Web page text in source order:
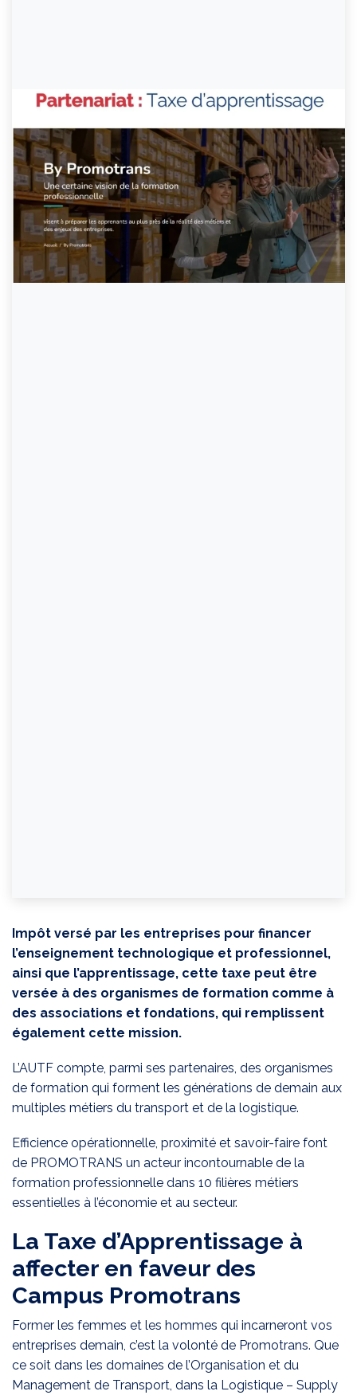
Impôt versé par les entreprises pour financer
l’enseignement technologique et professionnel,
ainsi que l’apprentissage, cette taxe peut être
versée à des organismes de formation comme à
des associations et fondations, qui remplissent
également cette mission.
L’AUTF compte, parmi ses partenaires, des organismes
de formation qui forment les générations de demain aux
multiples métiers du transport et de la logistique.
Efficience opérationnelle, proximité et savoir-faire font
de PROMOTRANS un acteur incontournable de la
formation professionnelle dans 10 filières métiers
essentielles à l’économie et au secteur.
La Taxe d’Apprentissage à
affecter en faveur des
Campus Promotrans
Former les femmes et les hommes qui incarneront vos
entreprises demain, c’est la volonté de Promotrans. Que
ce soit dans les domaines de l’Organisation et du
Management de Transport, dans la Logistique – Supply